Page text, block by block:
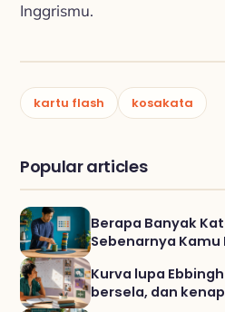
Inggrismu.
kartu flash kosakata
Popular articles
Berapa Banyak
Sebenarnya
Kurva lupa
bersela, dan